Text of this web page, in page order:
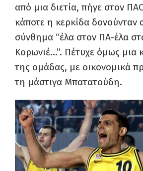
από μια διετία, πήγε στον
κάποτε η κερκίδα δονούνταν
σύνθημα “έλα στον ΠΑ-έλα
Κορωνιέ…”. Πέτυχε όμως μια
της ομάδας, με οικονομικά
τη μάστιγα Μπατατούδη.